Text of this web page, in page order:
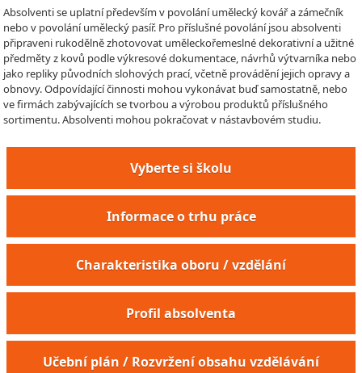
Absolventi se uplatní především v povolání umělecký kovář a zámečník
nebo v povolání umělecký pasíř. Pro příslušné povolání jsou absolventi
připraveni rukodělně zhotovovat uměleckořemeslné dekorativní a užitné
předměty z kovů podle výkresové dokumentace, návrhů výtvarníka nebo
jako repliky původních slohových prací, včetně provádění jejich opravy a
obnovy. Odpovídající činnosti mohou vykonávat buď samostatně, nebo
ve firmách zabývajících se tvorbou a výrobou produktů příslušného
sortimentu. Absolventi mohou pokračovat v nástavbovém studiu.
Vyberte si školu
Informace o trhu práce
Charakteristika oboru / vzdělání
Profil absolventa
Učební plán / Rozvržení obsahu vzdělávání